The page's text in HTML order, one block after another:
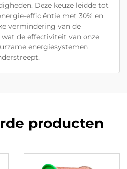
Deze keuze leidde tot
efficiëntie met 30% en
vermindering van de
de effectiviteit van onze
energiesystemen
producten